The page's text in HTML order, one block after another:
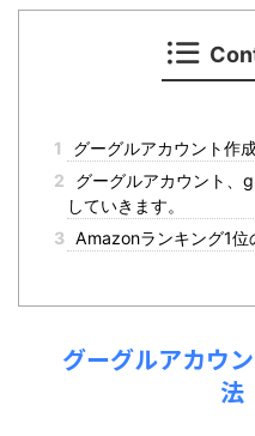
1
グーグルアカウント作
2
グーグルアカウント、
していきます。
3 Amazonランキング1位
グーグルアカウ